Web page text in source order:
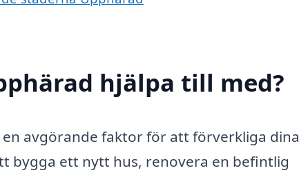
hjälpa till med?
avgörande faktor för att förverkliga dina
bygga ett nytt hus, renovera en befintlig